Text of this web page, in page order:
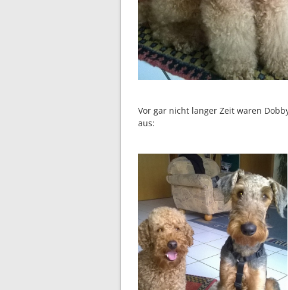
Vor gar nicht langer Zeit waren
aus: